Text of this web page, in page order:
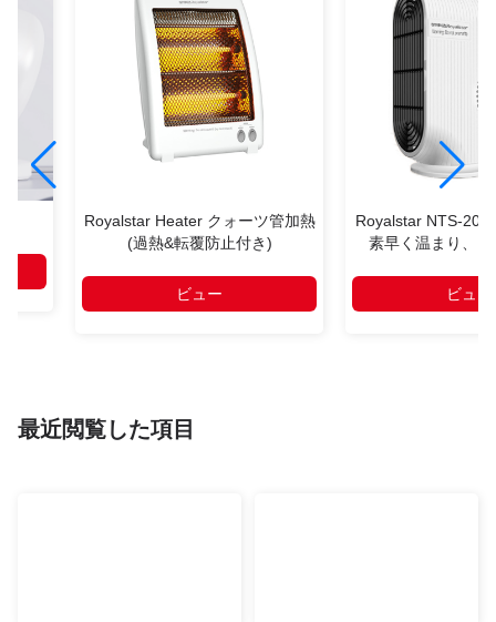
Royalstar Heater クォーツ管加熱
(過熱&転覆防止付き)
ビュー
Royalstar NTS-
素早く温まり、
ビュー
最近閲覧した項目